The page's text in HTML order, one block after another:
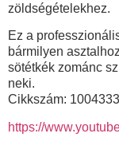
zöldségételekhez.
Ez a
bármilyen
sötétkék zománc
neki.
Cikkszám: 1004333
https://